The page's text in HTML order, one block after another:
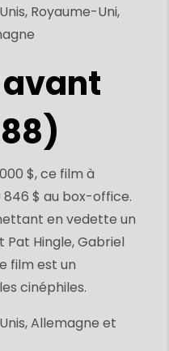
Royaume-Uni,
avant
$, ce film à
$ au box-office.
en vedette un
Hingle, Gabriel
film est un
cinéphiles.
Allemagne et